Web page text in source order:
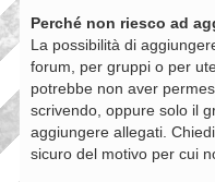
Perché non riesco ad
La possibilità di
forum, per gruppi o per
potrebbe non aver
scrivendo, oppure solo il
aggiungere allegati.
sicuro del motivo per cui